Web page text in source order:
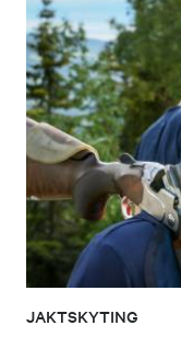
JAKTSKYTING